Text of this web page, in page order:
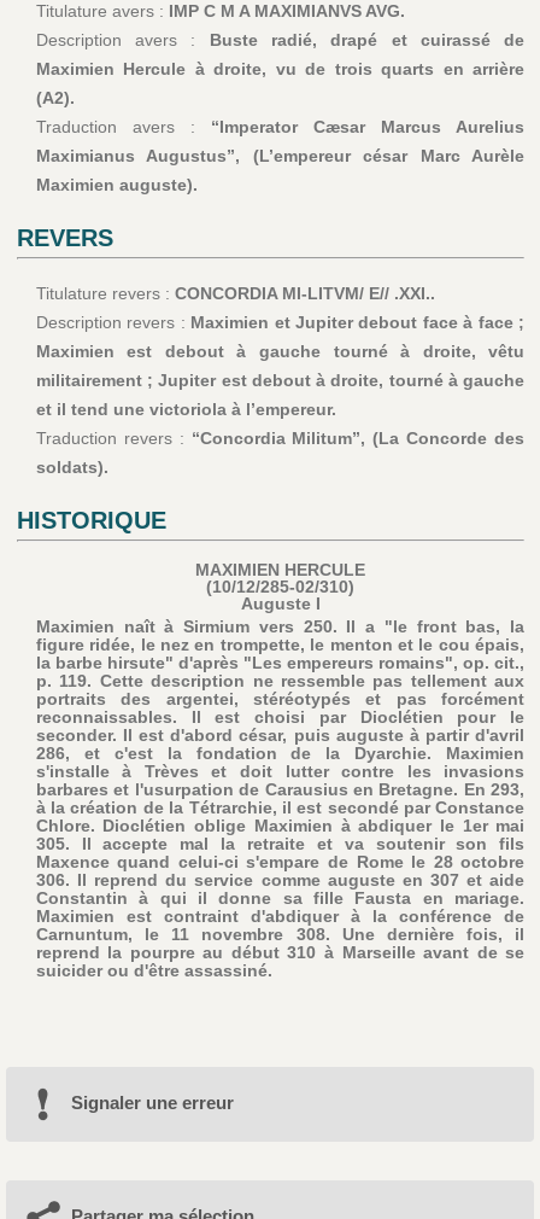
Titulature avers : IMP C M A MAXIMIANVS AVG.
Description avers : Buste radié, drapé et cuirassé de
Maximien Hercule à droite, vu de trois quarts en arrière
(A2).
Traduction avers : “Imperator Cæsar Marcus Aurelius
Maximianus Augustus”, (L’empereur césar Marc Aurèle
Maximien auguste).
REVERS
Titulature revers : CONCORDIA MI-LITVM/ E// .XXI..
Description revers : Maximien et Jupiter debout face à face ;
Maximien est debout à gauche tourné à droite, vêtu
militairement ; Jupiter est debout à droite, tourné à gauche
et il tend une victoriola à l’empereur.
Traduction revers : “Concordia Militum”, (La Concorde des
soldats).
HISTORIQUE
MAXIMIEN HERCULE
(10/12/285-02/310)
Auguste I
Maximien naît à Sirmium vers 250. Il a "le front bas, la
figure ridée, le nez en trompette, le menton et le cou épais,
la barbe hirsute" d'après "Les empereurs romains", op. cit.,
p. 119. Cette description ne ressemble pas tellement aux
portraits des argentei, stéréotypés et pas forcément
reconnaissables. Il est choisi par Dioclétien pour le
seconder. Il est d'abord césar, puis auguste à partir d'avril
286, et c'est la fondation de la Dyarchie. Maximien
s'installe à Trèves et doit lutter contre les invasions
barbares et l'usurpation de Carausius en Bretagne. En 293,
à la création de la Tétrarchie, il est secondé par Constance
Chlore. Dioclétien oblige Maximien à abdiquer le 1er mai
305. Il accepte mal la retraite et va soutenir son fils
Maxence quand celui-ci s'empare de Rome le 28 octobre
306. Il reprend du service comme auguste en 307 et aide
Constantin à qui il donne sa fille Fausta en mariage.
Maximien est contraint d'abdiquer à la conférence de
Carnuntum, le 11 novembre 308. Une dernière fois, il
reprend la pourpre au début 310 à Marseille avant de se
suicider ou d'être assassiné.
Signaler une erreur